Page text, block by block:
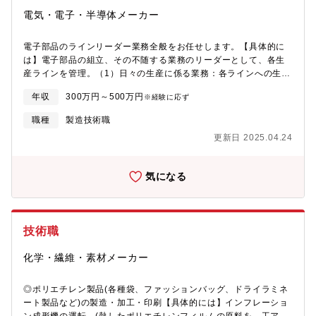
電気・電子・半導体メーカー
電子部品のラインリーダー業務全般をお任せします。【具体的に
は】電子部品の組立、その不随する業務のリーダーとして、各生
産ラインを管理。（1）日々の生産に係る業務：各ラインへの生産
材教育。（3）トラブル対応：設備の不具合や、品質不良が起きた
際の処置、再発防への改善を行います。
年収 300万円～500万円 ※経験に応ず
職種
製造技術職
更新日 2025.04.24
気になる
技術職
化学・繊維・素材メーカー
◎ポリエチレン製品(各種袋、ファッションバッグ、ドライラミネ
ート製品など)の製造・加工・印刷【具体的には】インフレーショ